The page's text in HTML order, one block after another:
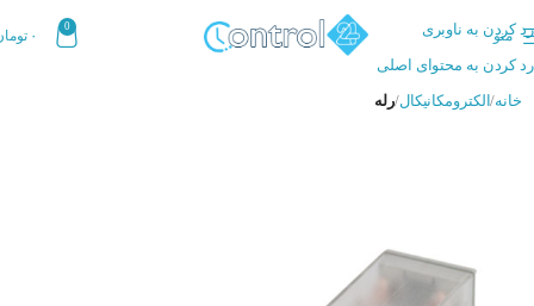
رد کردن به ناوبری
رد کردن به محتوای اصلی
منو
0
۰
خانه الکترومکانیکال رله